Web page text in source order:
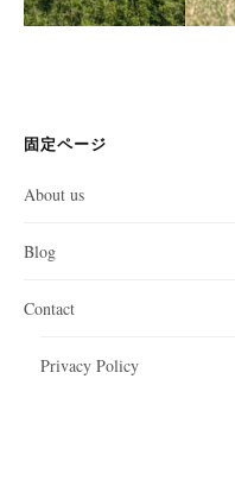
固定ページ
About us
Blog
Contact
Privacy Policy